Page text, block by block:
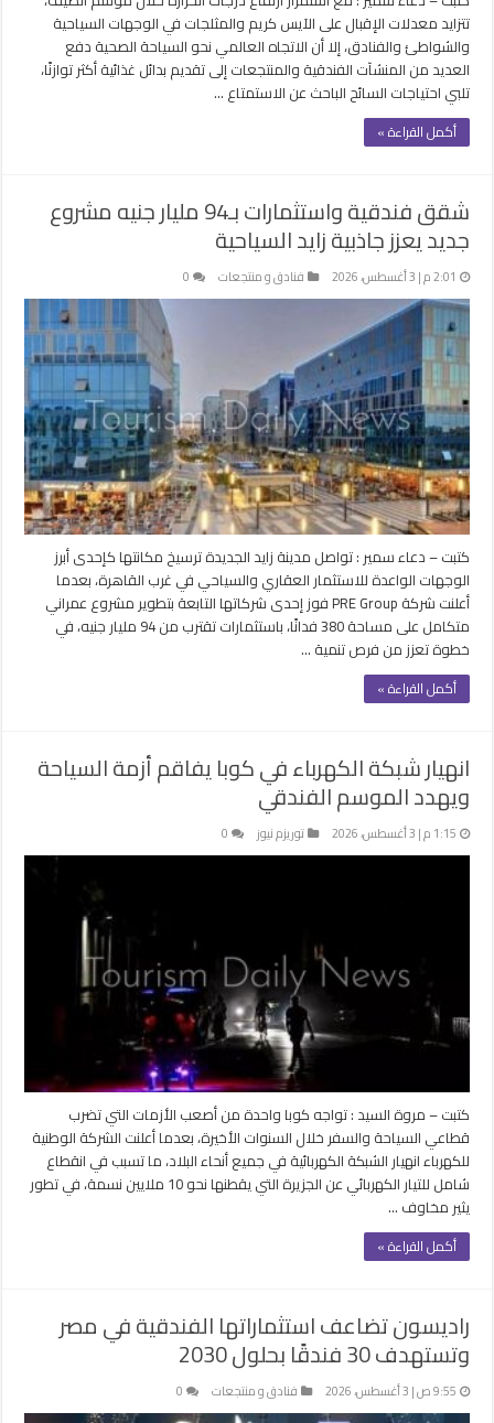
تتزايد معدلات الإقبال على الآيس كريم والمثلجات في الوجهات السياحية
والشواطئ والفنادق، إلا أن الاتجاه العالمي نحو السياحة الصحية دفع
العديد من المنشآت الفندقية والمنتجعات إلى تقديم بدائل غذائية أكثر توازنًا،
تلبي احتياجات السائح الباحث عن الاستمتاع …
أكمل القراءة »
شقق فندقية واستثمارات بـ94 مليار جنيه مشروع
جديد يعزز جاذبية زايد السياحية
2:01 م | 3 أغسطس، 2026 فنادق و منتجعات 0
كتبت – دعاء سمير : تواصل مدينة زايد الجديدة ترسيخ مكانتها كإحدى أبرز
الوجهات الواعدة للاستثمار العقاري والسياحي في غرب القاهرة، بعدما
أعلنت شركة PRE Group فوز إحدى شركاتها التابعة بتطوير مشروع عمراني
متكامل على مساحة 380 فدانًا، باستثمارات تقترب من 94 مليار جنيه، في
خطوة تعزز من فرص تنمية …
أكمل القراءة »
انهيار شبكة الكهرباء في كوبا يفاقم أزمة السياحة
ويهدد الموسم الفندقي
1:15 م | 3 أغسطس، 2026 توريزم نيوز 0
كتبت – مروة السيد : تواجه كوبا واحدة من أصعب الأزمات التي تضرب
قطاعي السياحة والسفر خلال السنوات الأخيرة، بعدما أعلنت الشركة الوطنية
للكهرباء انهيار الشبكة الكهربائية في جميع أنحاء البلاد، ما تسبب في انقطاع
شامل للتيار الكهربائي عن الجزيرة التي يقطنها نحو 10 ملايين نسمة، في تطور
يثير مخاوف …
أكمل القراءة »
راديسون تضاعف استثماراتها الفندقية في مصر
وتستهدف 30 فندقًا بحلول 2030
9:55 ص | 3 أغسطس، 2026 فنادق و منتجعات 0